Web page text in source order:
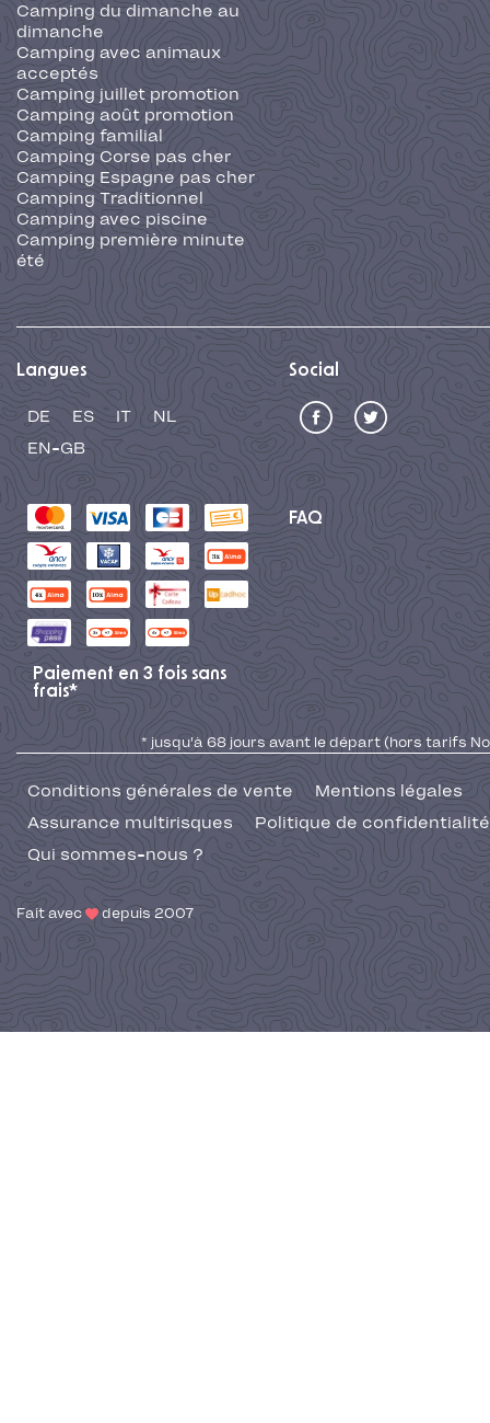
Camping du dimanche au
dimanche
Camping avec animaux
acceptés
Camping juillet promotion
Camping août promotion
Camping familial
Camping Corse pas cher
Camping Espagne pas cher
Camping Traditionnel
Camping avec piscine
Camping première minute
été
Langues
DE ES IT
NL
EN-GB
Social
FAQ
Paiement en 3 fois sans
frais*
* jusqu'à 68 jours avant le départ (hors tarifs No
Conditions générales de vente
Mentions légales
Assurance multirisques
Politique de confidentialité
Qui sommes-nous ?
Fait avec depuis 2007